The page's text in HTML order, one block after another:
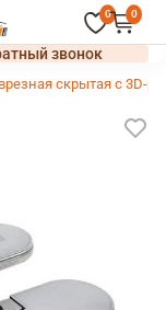
0 0
звонок
скрытая с 3D-